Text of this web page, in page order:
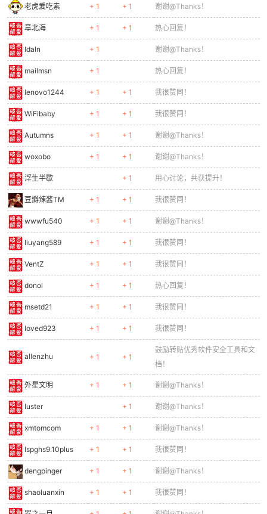
老虎爱吃素 + 1 + 1 谢谢@Thanks！
章北海 + 1 + 1 热心回复！
ldaln + 1 谢谢@Thanks！
mailmsn + 1 热心回复！
lenovo1244 + 1 + 1 我很赞同！
WiFibaby + 1 + 1 我很赞同！
Autumns + 1 + 1 谢谢@Thanks！
woxobo + 1 + 1 谢谢@Thanks！
浮生半歇 + 1 用心讨论，共获提升！
豆瓣辣酱TM + 1 + 1 我很赞同！
wwwfu540 + 1 + 1 谢谢@Thanks！
liuyang589 + 1 + 1 我很赞同！
VentZ + 1 + 1 我很赞同！
donol + 1 + 1 热心回复！
msetd21 + 1 + 1 我很赞同！
loved923 + 1 + 1 我很赞同！
allenzhu + 1 + 1
鼓励转贴优秀软件安全工具和文
档！
外星文明 + 1 + 1 谢谢@Thanks！
luster + 1 谢谢@Thanks！
xmtomcom + 1 + 1 谢谢@Thanks！
lspghs9.10plus + 1 + 1 我很赞同！
dengpinger + 1 + 1 谢谢@Thanks！
shaoluanxin + 1 + 1 我很赞同！